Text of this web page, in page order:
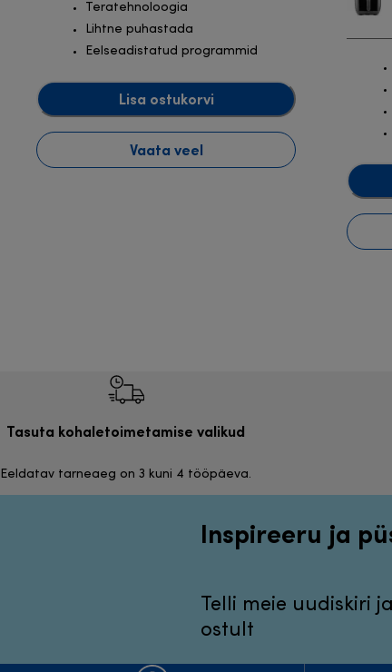
Teratehnoloogia
Lihtne puhastada
Eelseadistatud programmid
Lisa ostukorvi
Vaata veel
Tasuta kohaletoimetamise valikud
Eeldatav tarneaeg on 3 kuni 4 tööpäeva.
Inspireeru ja
Telli meie uudiskiri
ostult